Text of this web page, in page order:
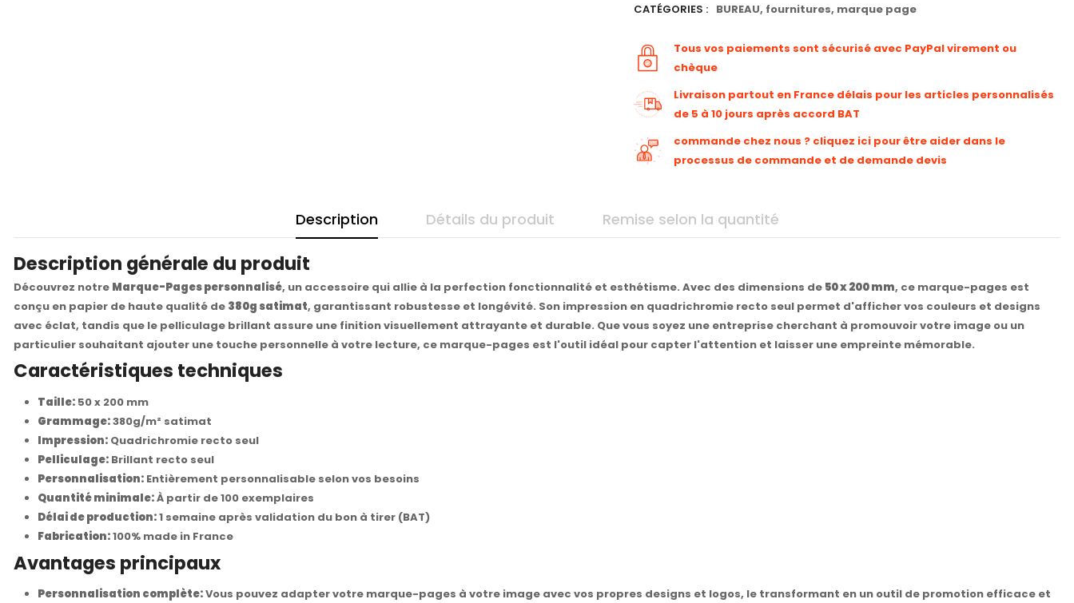
CATÉGORIES : BUREAU, fournitures, marque page
Tous vos paiements sont sécurisé avec PayPal virement ou
chèque
Livraison partout en France délais pour les articles personnalisés
de 5 à 10 jours après accord BAT
commande chez nous ? cliquez ici pour être aider dans le
processus de commande et de demande devis
Description Détails du produit Remise selon la quantité
Description générale du produit
Découvrez notre Marque-Pages personnalisé, un accessoire qui allie à la perfection fonctionnalité et esthétisme. Avec des dimensions de 50 x 200 mm, ce marque-pages est
conçu en papier de haute qualité de 380g satimat, garantissant robustesse et longévité. Son impression en quadrichromie recto seul permet d'afficher vos couleurs et designs
avec éclat, tandis que le pelliculage brillant assure une finition visuellement attrayante et durable. Que vous soyez une entreprise cherchant à promouvoir votre image ou un
particulier souhaitant ajouter une touche personnelle à votre lecture, ce marque-pages est l'outil idéal pour capter l'attention et laisser une empreinte mémorable.
Caractéristiques techniques
Taille: 50 x 200 mm
Grammage:380g/m² satimat
Impression: Quadrichromie recto seul
Pelliculage: Brillant recto seul
Personnalisation: Entièrement personnalisable selon vos besoins
Quantité minimale:À partir de 100 exemplaires
Délai de production:1 semaine après validation du bon à tirer (BAT)
Fabrication:100% made in France
Avantages principaux
Personnalisation complète:Vous pouvez adapter votre marque-pages à votre image avec vos propres designs et logos, le transformant en un outil de promotion efficace et